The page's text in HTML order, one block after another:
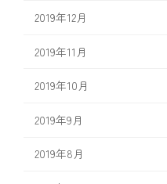
2019年12月
2019年11月
2019年10月
2019年9月
2019年8月